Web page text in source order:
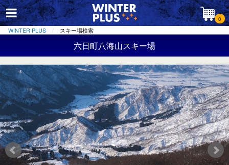
0
WINTER PLUS スキー場検索
六日町八海山スキー場